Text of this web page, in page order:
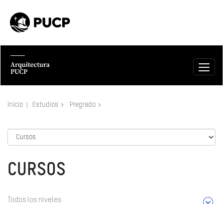
Inicio Estudios Pregrado
CURSOS
Todos los niveles